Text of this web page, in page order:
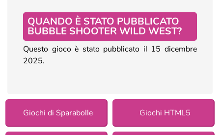
QUANDO È STATO PUBBLICATO
BUBBLE SHOOTER WILD WEST?
Questo gioco è stato pubblicato il 15 dicembre
2025.
Giochi di Sparabolle Giochi HTML5